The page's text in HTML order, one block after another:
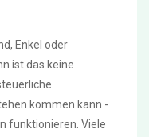
Enkel oder
ist das keine
kommen kann -
funktionieren. Viele